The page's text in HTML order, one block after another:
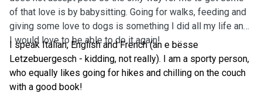
of that love is by babysitting. Going for walks, feeding and
giving some love to dogs is something I did all my life and
I would love to be able to do it again!
I speak Italian, English and French (an e bësse
Letzebuergesch - kidding, not really). I am a sporty person,
who equally likes going for hikes and chilling on the couch
with a good book!